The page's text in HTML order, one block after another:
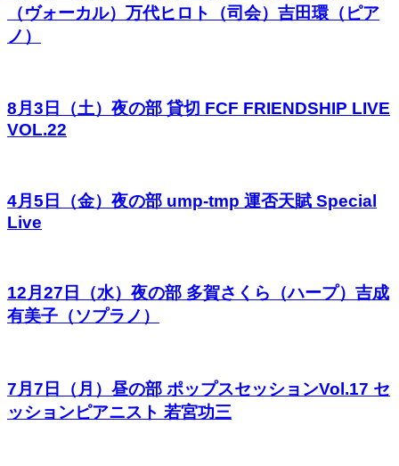
（ヴォーカル）万代ヒロト（司会）吉田環（ピア
ノ）
8月3日（土）夜の部 貸切 FCF FRIENDSHIP LIVE
VOL.22
4月5日（金）夜の部 ump-tmp 運否天賦 Special
Live
12月27日（水）夜の部 多賀さくら（ハープ）吉成
有美子（ソプラノ）
7月7日（月）昼の部 ポップスセッションVol.17 セ
ッションピアニスト 若宮功三